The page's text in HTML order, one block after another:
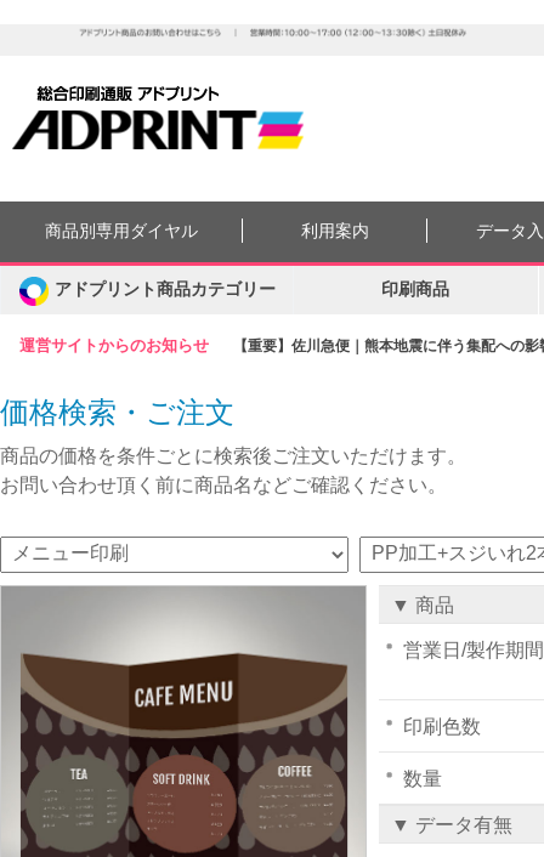
運営サイトからのお知らせ 【重要】佐川急便｜熊本地震に伴う集配への
商品別専用ダイヤル 利用案内 データ
アドプリント商品カテゴリー 印刷商品
価格検索・ご注文
商品の価格を条件ごとに検索後ご注文いただけます。
お問い合わせ頂く前に商品名などご確認ください。
▼ 商品
営業日/製作期間
印刷色数
数量
▼ データ有無